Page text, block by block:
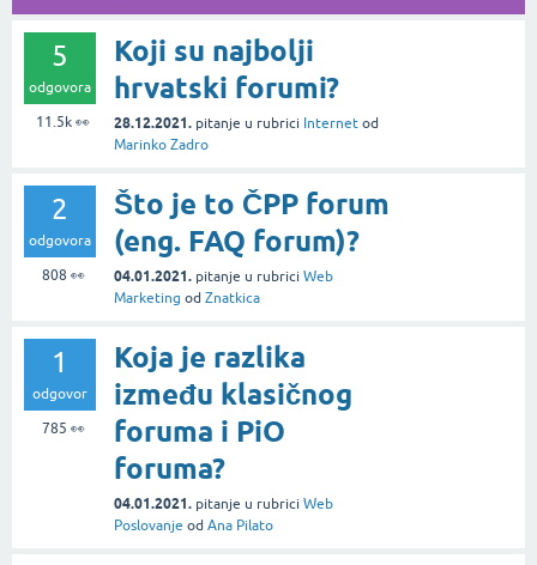
5
odgovora
11.5k 👀
Koji su najbolji
hrvatski forumi?
28.12.2021. pitanje u rubrici Internet od
Marinko Zadro
2
odgovora
808 👀
Što je to ČPP forum
(eng. FAQ forum)?
04.01.2021. pitanje u rubrici Web
Marketing od Znatkica
1
odgovor
785 👀
Koja je razlika
između klasičnog
foruma i PiO
foruma?
04.01.2021. pitanje u rubrici Web
Poslovanje od Ana Pilato